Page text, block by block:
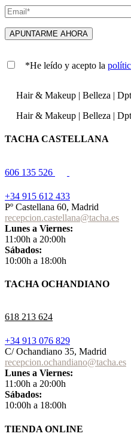
*He leído y acepto la
Hair & Makeup | Belleza |
Hair & Makeup | Belleza |
TACHA CASTELLANA
606 135 526
+34 915 612 433
Pº Castellana 60, Madrid
recepcion.castellana@tacha.es
Lunes a Viernes:
11:00h a 20:00h
Sábados:
10:00h a 18:00h
TACHA OCHANDIANO
618 213 624
+34 913 076 829
C/ Ochandiano 35, Madrid
recepcion.ochandiano@tacha.es
Lunes a Viernes:
11:00h a 20:00h
Sábados:
10:00h a 18:00h
TIENDA ONLINE